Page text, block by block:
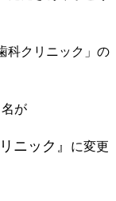
科クリニック」の
が
ニック』
に変更